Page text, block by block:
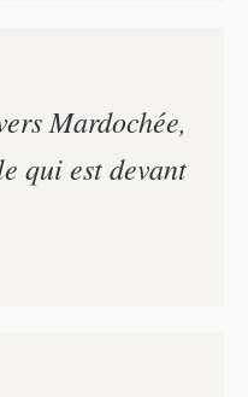
Mardochée,
qui est devant